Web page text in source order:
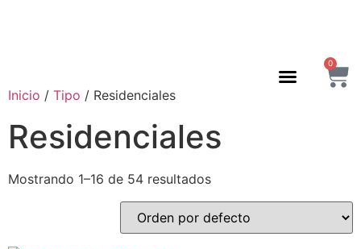
0
Inicio / Tipo / Residenciales
Residenciales
Mostrando 1–16 de 54 resultados